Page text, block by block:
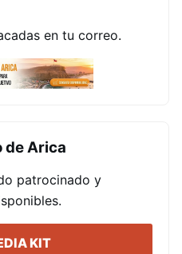
en tu correo.
de Arica
patrocinado y
KIT